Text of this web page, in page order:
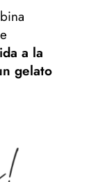
a la
gelato